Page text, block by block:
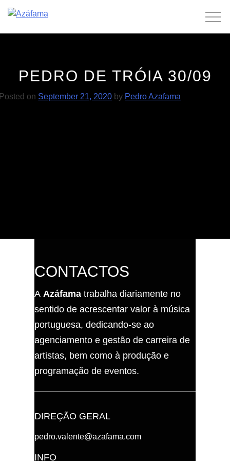
PEDRO DE TRÓIA 30/09
on September 21, 2020 by Pedro Azafama
CONTACTOS
A Azáfama trabalha diariamente no
sentido de acrescentar valor à música
portuguesa, dedicando-se ao
agenciamento e gestão de carreira de
artistas, bem como à produção e
programação de eventos.
DIREÇÃO GERAL
pedro.valente@azafama.com
INFO